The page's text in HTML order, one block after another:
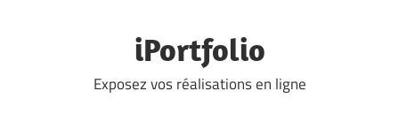
iPortfolio
Exposez vos réalisations en ligne